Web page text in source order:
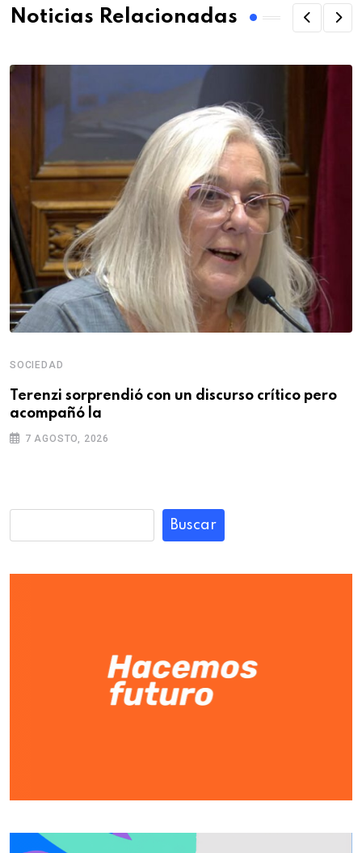
Noticias Relacionadas
SOCIEDAD
Terenzi sorprendió con un discurso crítico pero
acompañó la
7 AGOSTO, 2026
Buscar